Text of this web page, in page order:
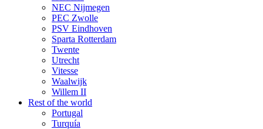
NEC Nijmegen
PEC Zwolle
PSV Eindhoven
Sparta Rotterdam
Twente
Utrecht
Vitesse
Waalwijk
Willem II
Rest of the world
Portugal
Turquía